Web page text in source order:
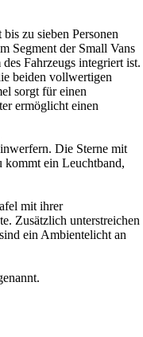
zu sieben Personen
Segment der Small Vans
Fahrzeugs integriert ist.
beiden vollwertigen
sorgt für einen
ermöglicht einen
Die Sterne mit
kommt ein Leuchtband,
mit ihrer
Zusätzlich unterstreichen
ein Ambientelicht an